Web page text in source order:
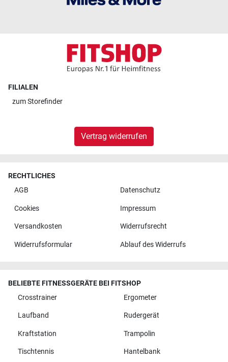
FILIALEN
zumStorefinder
Vertrag widerrufen
RECHTLICHES
AGB
Datenschutz
Cookies Impressum
Versandkosten Widerrufsrecht
Widerrufsformular Ablauf des Widerrufs
BELIEBTE FITNESSGERÄTE BEI FITSHOP
Crosstrainer
Ergometer
Laufband Rudergerät
Kraftstation Trampolin
Tischtennis Hantelbank